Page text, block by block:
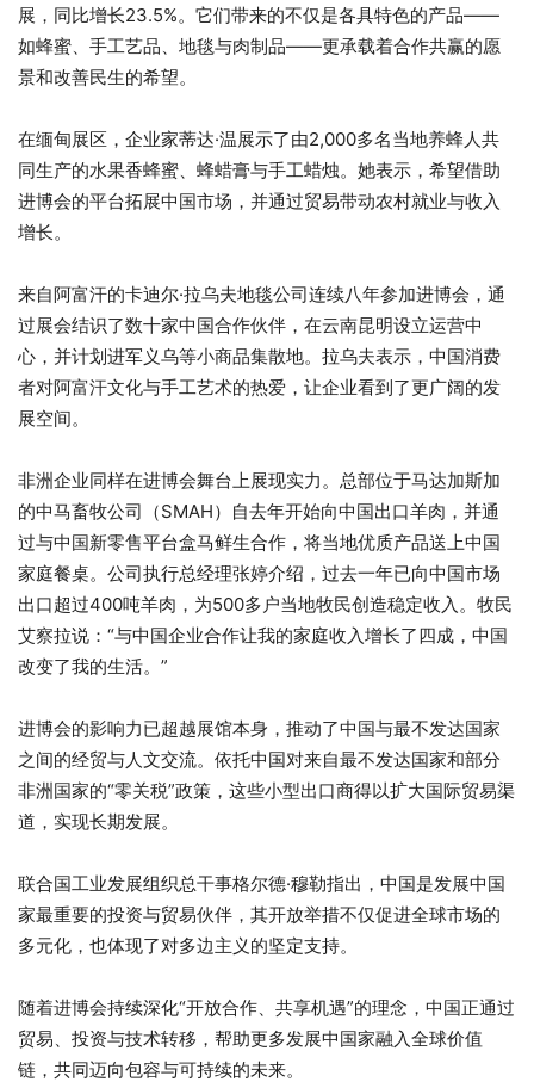
展，同比增长23.5%。它们带来的不仅是各具特色的产品——
如蜂蜜、手工艺品、地毯与肉制品——更承载着合作共赢的愿
景和改善民生的希望。
在缅甸展区，企业家蒂达·温展示了由2,000多名当地养蜂人共
同生产的水果香蜂蜜、蜂蜡膏与手工蜡烛。她表示，希望借助
进博会的平台拓展中国市场，并通过贸易带动农村就业与收入
增长。
来自阿富汗的卡迪尔·拉乌夫地毯公司连续八年参加进博会，通
过展会结识了数十家中国合作伙伴，在云南昆明设立运营中
心，并计划进军义乌等小商品集散地。拉乌夫表示，中国消费
者对阿富汗文化与手工艺术的热爱，让企业看到了更广阔的发
展空间。
非洲企业同样在进博会舞台上展现实力。总部位于马达加斯加
的中马畜牧公司（SMAH）自去年开始向中国出口羊肉，并通
过与中国新零售平台盒马鲜生合作，将当地优质产品送上中国
家庭餐桌。公司执行总经理张婷介绍，过去一年已向中国市场
出口超过400吨羊肉，为500多户当地牧民创造稳定收入。牧民
艾察拉说：“与中国企业合作让我的家庭收入增长了四成，中国
改变了我的生活。”
进博会的影响力已超越展馆本身，推动了中国与最不发达国家
之间的经贸与人文交流。依托中国对来自最不发达国家和部分
非洲国家的“零关税”政策，这些小型出口商得以扩大国际贸易渠
道，实现长期发展。
联合国工业发展组织总干事格尔德·穆勒指出，中国是发展中国
家最重要的投资与贸易伙伴，其开放举措不仅促进全球市场的
多元化，也体现了对多边主义的坚定支持。
随着进博会持续深化“开放合作、共享机遇”的理念，中国正通过
贸易、投资与技术转移，帮助更多发展中国家融入全球价值
链，共同迈向包容与可持续的未来。